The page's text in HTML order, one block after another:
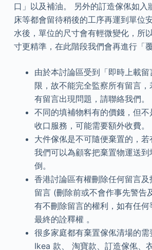
口」以及補油。 另外的訂造傢俬如入
床等都會留待稍後的工序再運到單位
水後，單位的尺寸會有輕微變化，所
寸更精準，在此階段我們會再進行「覆
由於本討論區受到「即時上載
限，故不能完全監察所有留言
有留言出現問題，請聯絡我們。
不同的填補物料有的價錢，但
收口服務，可能需要額外收費。
大件傢俬是不可隨便棄置的，若
我們可以為顧客把棄置物運送
倒。
香港討論區有權刪除任何留言
留言 (刪除前或不會作事先警告
有不刪除留言的權利，如有任
最終的詮釋權 。
很多家庭都有棄置傢俬清場的需
Ikea 款、 淘寶款、訂造傢俬、